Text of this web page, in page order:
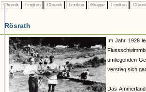
Chronik Lexikon Chronik Lexikon Gruppe Lexikon
Rösrath
Im Jahr 1928
umliegenden
verstieg sich
Das